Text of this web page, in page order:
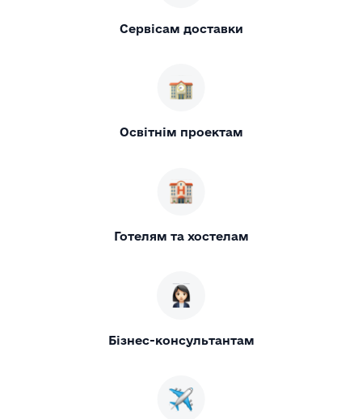
Сервісам доставки
Освітнім проектам
Готелям та хостелам
Бізнес-консультантам